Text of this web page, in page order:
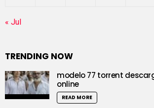
« Jul
TRENDING NOW
modelo 77 torrent
online
READ MORE